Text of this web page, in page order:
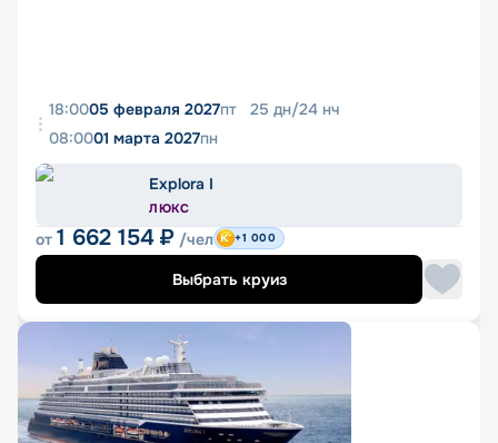
18:0005 февраля 2027пт 25 дн/24 нч
08:0001 марта 2027пн
Explora I
ЛЮКС
от 1 662 154 ₽ /чел +1 000
Выбрать круиз